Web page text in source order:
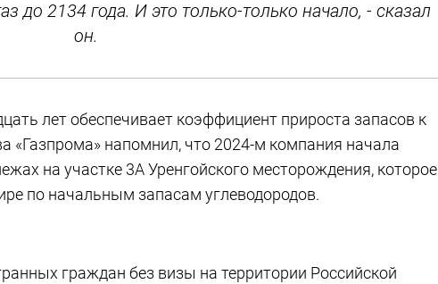
до 2134 года. И это только-только начало, - сказал
он.
лет обеспечивает коэффициент прироста запасов к
напомнил, что 2024-м компания начала
на участке 3А Уренгойского месторождения, которое
по начальным запасам углеводородов.
граждан без визы на территории Российской